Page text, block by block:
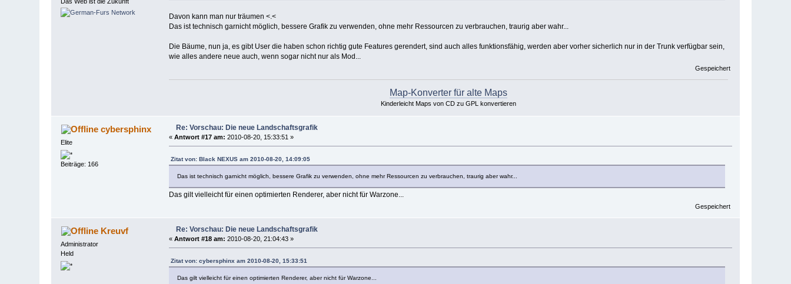
Davon kann man nur träumen <.<
Das ist technisch garnicht möglich, bessere Grafik zu verwenden, ohne mehr Ressourcen zu verbrauchen, traurig aber wahr...
Die Bäume, nun ja, es gibt User die haben schon richtig gute Features gerendert, sind auch alles funktionsfähig, werden aber vorher sicherlich nur in der Trunk verfügbar sein,
wie alles andere neue auch, wenn sogar nicht nur als Mod...
Gespeichert
Map-Konverter für alte Maps
Kinderleicht Maps von CD zu GPL konvertieren
cybersphinx
Elite
Beiträge: 166
Re: Vorschau: Die neue Landschaftsgrafik
« Antwort #17 am: 2010-08-20, 15:33:51 »
Zitat von: Black NEXUS am 2010-08-20, 14:09:05
Das ist technisch garnicht möglich, bessere Grafik zu verwenden, ohne mehr Ressourcen zu verbrauchen, traurig aber wahr...
Das gilt vielleicht für einen optimierten Renderer, aber nicht für Warzone...
Gespeichert
Kreuvf
Administrator
Held
Re: Vorschau: Die neue Landschaftsgrafik
« Antwort #18 am: 2010-08-20, 21:04:43 »
Zitat von: cybersphinx am 2010-08-20, 15:33:51
Das gilt vielleicht für einen optimierten Renderer, aber nicht für Warzone...